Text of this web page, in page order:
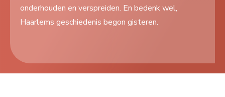
Search
onderhouden en verspreiden. En bedenk wel,
Haarlems geschiedenis begon gisteren.